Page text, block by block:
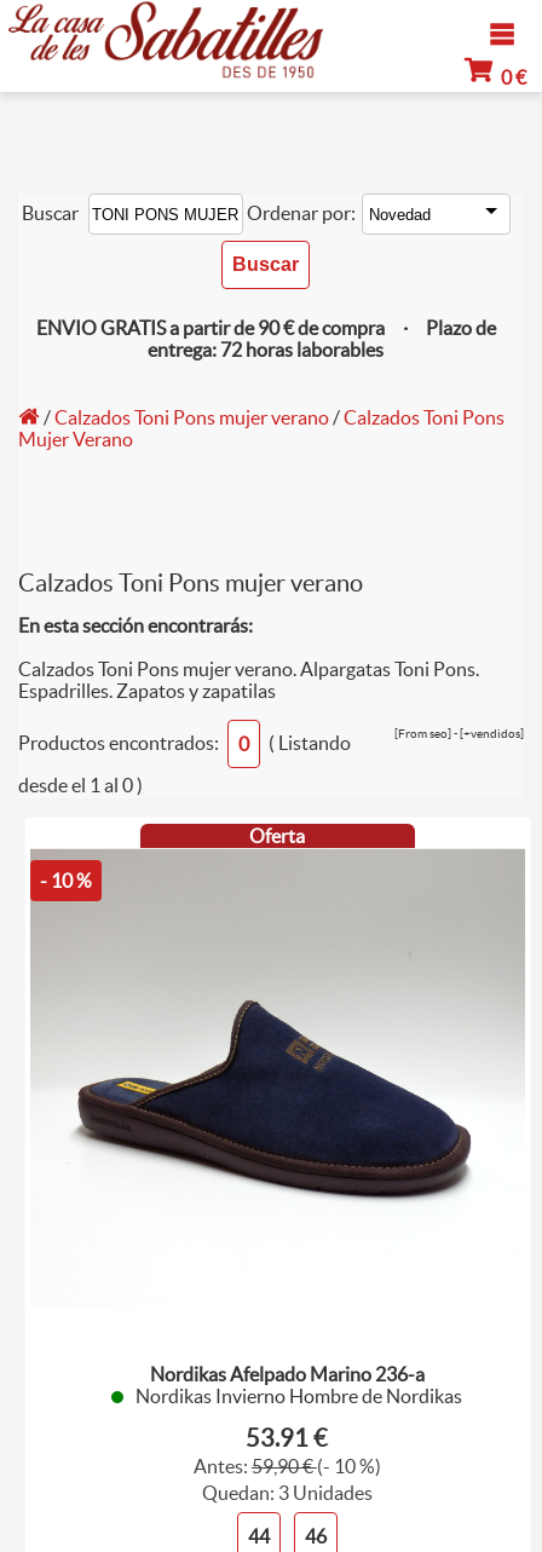
0 €
Buscar Ordenar por:
ENVIO GRATIS a partir de 90 € de compra · Plazo de
entrega: 72 horas laborables
/Calzados Toni Pons mujer verano/Calzados Toni Pons
Mujer Verano
Calzados Toni Pons mujer verano
En esta sección encontrarás:
Calzados Toni Pons mujer verano. Alpargatas Toni Pons.
Espadrilles. Zapatos y zapatilas
[From seo] - [+vendidos]
Productos encontrados: 0
( Listando
desde el 1 al 0 )
Oferta
- 10 %
Nordikas Afelpado Marino 236-a
Nordikas Invierno Hombre de Nordikas
53.91 €
Antes:59,90 €(- 10 %)
Quedan: 3 Unidades
44
46